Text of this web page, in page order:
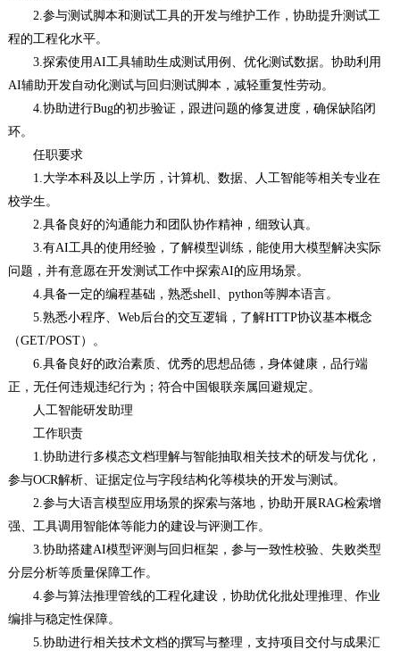
2.参与测试脚本和测试工具的开发与维护工作，协助提升测试工
程的工程化水平。
3.探索使用AI工具辅助生成测试用例、优化测试数据。协助利用
AI辅助开发自动化测试与回归测试脚本，减轻重复性劳动。
4.协助进行Bug的初步验证，跟进问题的修复进度，确保缺陷闭
环。
任职要求
1.大学本科及以上学历，计算机、数据、人工智能等相关专业在
校学生。
2.具备良好的沟通能力和团队协作精神，细致认真。
3.有AI工具的使用经验，了解模型训练，能使用大模型解决实际
问题，并有意愿在开发测试工作中探索AI的应用场景。
4.具备一定的编程基础，熟悉shell、python等脚本语言。
5.熟悉小程序、Web后台的交互逻辑，了解HTTP协议基本概念
（GET/POST）。
6.具备良好的政治素质、优秀的思想品德，身体健康，品行端
正，无任何违规违纪行为；符合中国银联亲属回避规定。
人工智能研发助理
工作职责
1.协助进行多模态文档理解与智能抽取相关技术的研发与优化，
参与OCR解析、证据定位与字段结构化等模块的开发与测试。
2.参与大语言模型应用场景的探索与落地，协助开展RAG检索增
强、工具调用智能体等能力的建设与评测工作。
3.协助搭建AI模型评测与回归框架，参与一致性校验、失败类型
分层分析等质量保障工作。
4.参与算法推理管线的工程化建设，协助优化批处理推理、作业
编排与稳定性保障。
5.协助进行相关技术文档的撰写与整理，支持项目交付与成果汇